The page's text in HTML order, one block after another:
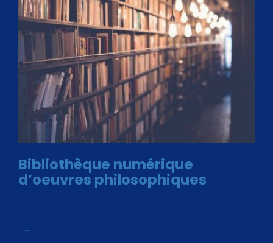
Bibliothèque numérique
d’oeuvres philosophiques
…